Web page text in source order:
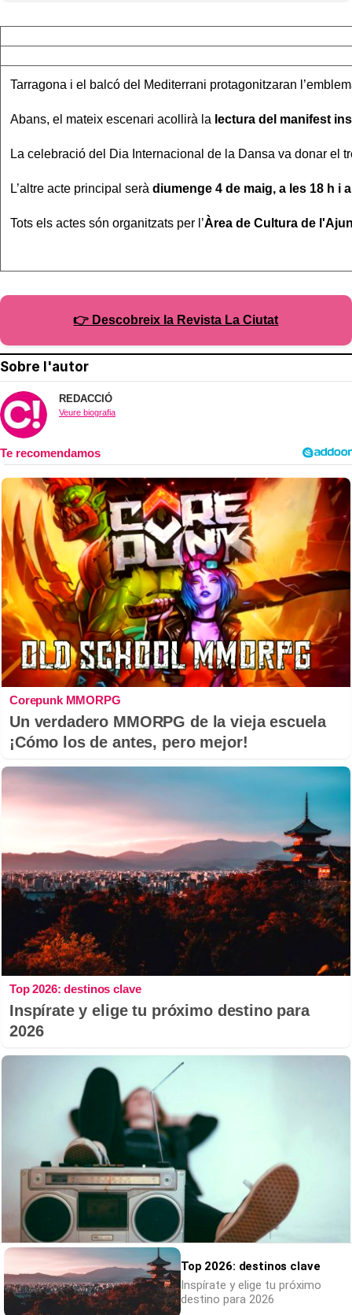
Tarragona i el balcó del Mediterrani protagonitzaran
Abans, el mateix escenari acollirà la lectura del manifest
La celebració del Dia Internacional de la Dansa va donar el
L’altre acte principal serà diumenge 4 de maig, a les 18 h i
Tots els actes són organitzats per l’Àrea de Cultura de
👉 Descobreix la Revista La Ciutat
Sobre l'autor
REDACCIÓ
Veure biografia
Corepunk MMORPG
Un verdadero MMORPG de la vieja escuela
¡Cómo los de antes, pero mejor!
Top 2026: destinos clave
Inspírate y elige tu próximo destino para
2026
Canciones que marcan
¿Por qué recuerdas canciones viejas mejor
Top 2026: destinos clave
Inspírate y elige tu próximo
destino para 2026